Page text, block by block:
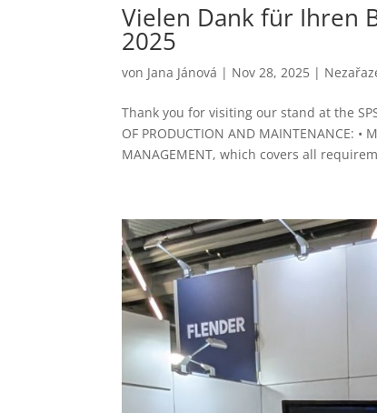
Vielen Dank für Ihren
2025
von Jana Jánová | Nov 28, 2025 |
Thank you for visiting our stand at the
OF PRODUCTION AND MAINTENANCE:
MANAGEMENT, which covers all